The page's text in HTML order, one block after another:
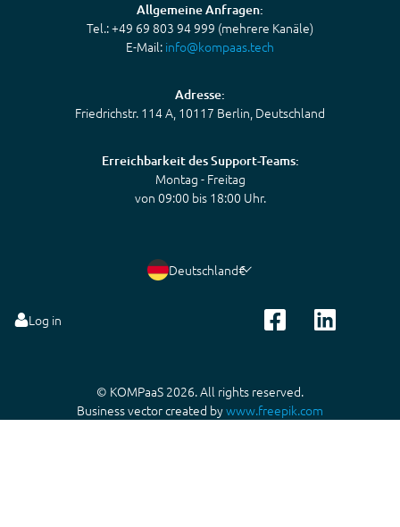
Allgemeine Anfragen:
Tel.: +49 69 803 94 999 (mehrere Kanäle)
E-Mail: info@kompaas.tech
Adresse:
Friedrichstr. 114 A, 10117 Berlin, Deutschland
Erreichbarkeit des Support-Teams:
Montag - Freitag
von 09:00 bis 18:00 Uhr.
Deutschland€
Log in
© KOMPaaS 2026. All rights reserved.
Business vector created bywww.freepik.com